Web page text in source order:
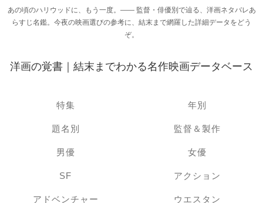
あの頃のハリウッドに、もう一度。―― 監督・俳優別で辿る、洋画ネタバレあ
らすじ名鑑。今夜の映画選びの参考に、結末まで網羅した詳細データをどう
ぞ。
洋画の覚書｜結末までわかる名作映画データベース
特集 年別
題名別 監督＆製作
男優 女優
SF アクション
アドベンチャー ウエスタン